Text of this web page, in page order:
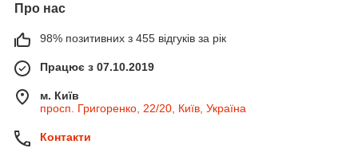
Про нас
98% позитивних з 455 відгуків за рік
Працює з 07.10.2019
м. Київ
просп. Григоренко, 22/20, Київ, Україна
Контакти